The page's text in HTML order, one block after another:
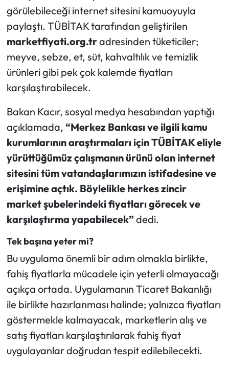
görülebileceği internet sitesini kamuoyuyla
paylaştı. TÜBİTAK tarafından geliştirilen
marketfiyati.org.tradresinden tüketiciler;
meyve, sebze, et, süt, kahvaltılık ve temizlik
ürünleri gibi pek çok kalemde fiyatları
karşılaştırabilecek.
Bakan Kacır, sosyal medya hesabından yaptığı
açıklamada, “Merkez Bankası ve ilgili kamu
kurumlarının araştırmaları için TÜBİTAK eliyle
yürüttüğümüz çalışmanın ürünü olan internet
sitesini tüm vatandaşlarımızın istifadesine ve
erişimine açtık. Böylelikle herkes zincir
market şubelerindeki fiyatları görecek ve
karşılaştırma yapabilecek” dedi.
Tek başına yeter mi?
Bu uygulama önemli bir adım olmakla birlikte,
fahiş fiyatlarla mücadele için yeterli olmayacağı
açıkça ortada. Uygulamanın Ticaret Bakanlığı
ile birlikte hazırlanması halinde; yalnızca fiyatları
göstermekle kalmayacak, marketlerin alış ve
satış fiyatları karşılaştırılarak fahiş fiyat
uygulayanlar doğrudan tespit edilebilecekti.